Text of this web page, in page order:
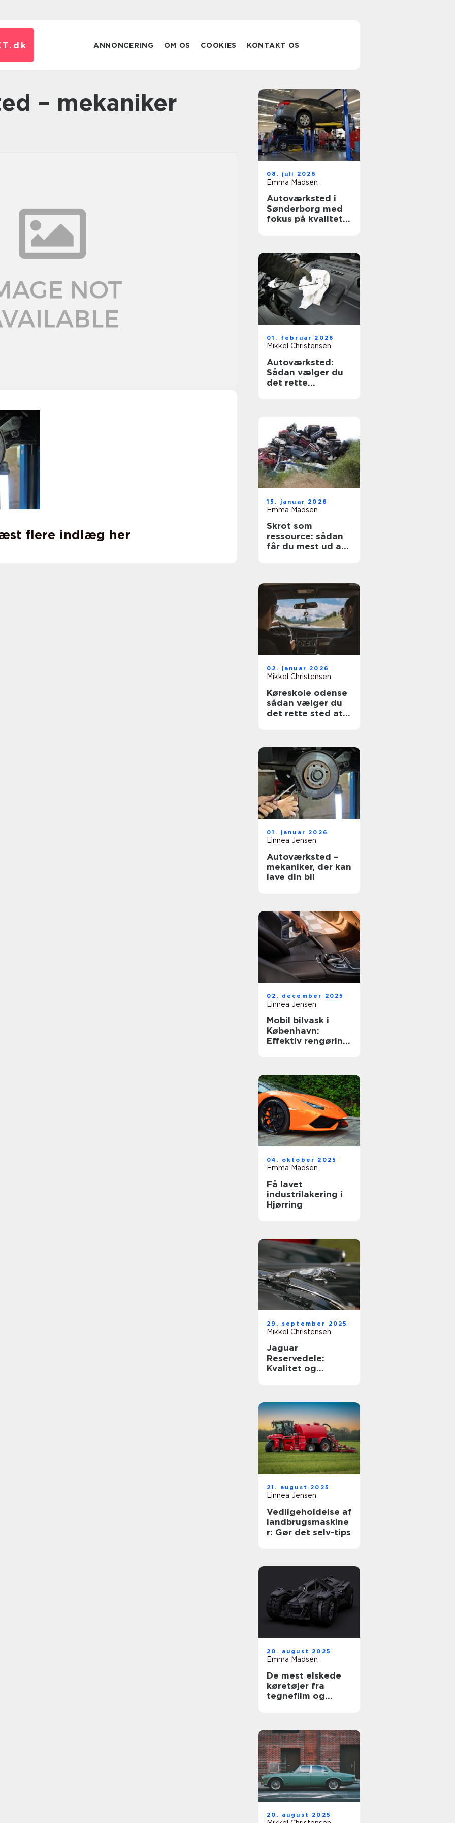
dk ANNONCERING OM OS COOKIES KONTAKT OS
– mekaniker
flere indlæg her
08. juli 2026
Emma Madsen
Autoværksted i
Sønderborg med
fokus på kvalitet
01. februar 2026
Mikkel Christensen
Autoværksted:
Sådan vælger du
det rette
15. januar 2026
Emma Madsen
Skrot som
ressource: sådan
får du mest ud af
02. januar 2026
Mikkel Christensen
Køreskole odense
sådan vælger du
det rette sted at
01. januar 2026
Linnea Jensen
Autoværksted –
mekaniker, der kan
lave din bil
02. december 2025
Linnea Jensen
Mobil bilvask i
København:
Effektiv rengøring
04. oktober 2025
Emma Madsen
Få lavet
industrilakering i
Hjørring
29. september 2025
Mikkel Christensen
Jaguar
Reservedele:
Kvalitet og
21. august 2025
Linnea Jensen
Vedligeholdelse af
landbrugsmaskine
r: Gør det selv-tips
20. august 2025
Emma Madsen
De mest elskede
køretøjer fra
tegnefilm og
20. august 2025